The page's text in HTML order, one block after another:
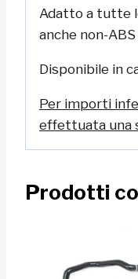
Adatto a tutte
anche non-
Disponibile in
Per importi
effettuata una
Prodotti